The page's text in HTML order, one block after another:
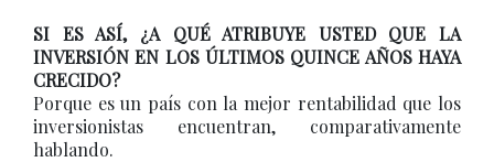
SI ES ASÍ, ¿A QUÉ ATRIBUYE USTED QUE LA
INVERSIÓN EN LOS ÚLTIMOS QUINCE AÑOS HAYA
CRECIDO?
Porque es un país con la mejor rentabilidad que los
inversionistas encuentran, comparativamente
hablando.